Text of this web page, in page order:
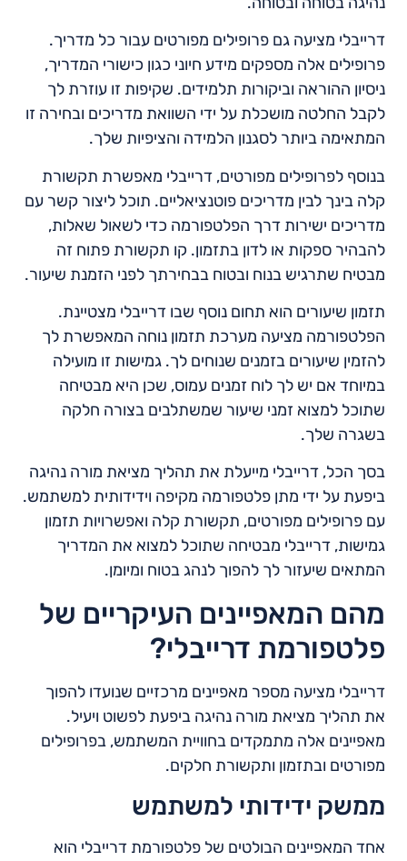
דרייבלי מציעה גם פרופילים מפורטים עבור כל מדריך.
פרופילים אלה מספקים מידע חיוני כגון כישורי המדריך,
ניסיון ההוראה וביקורות תלמידים. שקיפות זו עוזרת לך
לקבל החלטה מושכלת על ידי השוואת מדריכים ובחירה זו
המתאימה ביותר לסגנון הלמידה והציפיות שלך.
בנוסף לפרופילים מפורטים, דרייבלי מאפשרת תקשורת
קלה בינך לבין מדריכים פוטנציאליים. תוכל ליצור קשר עם
מדריכים ישירות דרך הפלטפורמה כדי לשאול שאלות,
להבהיר ספקות או לדון בתזמון. קו תקשורת פתוח זה
מבטיח שתרגיש בנוח ובטוח בבחירתך לפני הזמנת שיעור.
תזמון שיעורים הוא תחום נוסף שבו דרייבלי מצטיינת.
הפלטפורמה מציעה מערכת תזמון נוחה המאפשרת לך
להזמין שיעורים בזמנים שנוחים לך. גמישות זו מועילה
במיוחד אם יש לך לוח זמנים עמוס, שכן היא מבטיחה
שתוכל למצוא זמני שיעור שמשתלבים בצורה חלקה
בשגרה שלך.
בסך הכל, דרייבלי מייעלת את תהליך מציאת מורה נהיגה
ביפעת על ידי מתן פלטפורמה מקיפה וידידותית למשתמש.
עם פרופילים מפורטים, תקשורת קלה ואפשרויות תזמון
גמישות, דרייבלי מבטיחה שתוכל למצוא את המדריך
המתאים שיעזור לך להפוך לנהג בטוח ומיומן.
מהם המאפיינים העיקריים של
פלטפורמת דרייבלי?
דרייבלי מציעה מספר מאפיינים מרכזיים שנועדו להפוך
את תהליך מציאת מורה נהיגה ביפעת לפשוט ויעיל.
מאפיינים אלה מתמקדים בחוויית המשתמש, בפרופילים
מפורטים ובתזמון ותקשורת חלקים.
ממשק ידידותי למשתמש
אחד המאפיינים הבולטים של פלטפורמת דרייבלי הוא